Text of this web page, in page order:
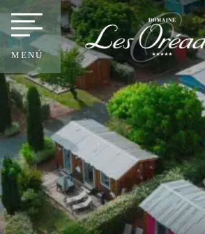
MENÚ